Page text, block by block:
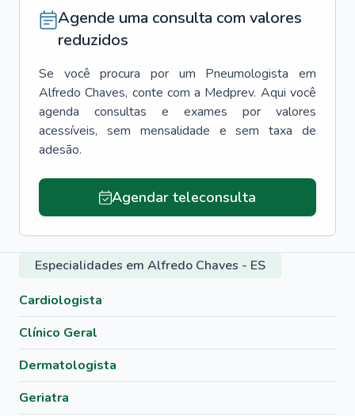
Agende uma consulta com valores
reduzidos
Se você procura por um Pneumologista
em
Alfredo Chaves, conte com a Medprev. Aqui você
agenda consultas e exames por valores
acessíveis, sem mensalidade e sem taxa de
adesão.
Agendar teleconsulta
Especialidades em Alfredo Chaves - ES
Cardiologista
Clínico Geral
Dermatologista
Geriatra